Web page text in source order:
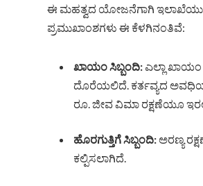
ಈ ಮಹತ್ವದ ಯೋಜನೆಗಾಗಿ ಇಲಾಖೆಯು
ಪ್ರಮುಖಾಂಶಗಳು ಈ ಕೆಳಗಿನಂತಿವೆ:
ಖಾಯಂ ಸಿಬ್ಬಂದಿ:ಎಲ್ಲಾ
ದೊರೆಯಲಿದೆ. ಕರ್ತವ್ಯದ
ರೂ. ಜೀವ ವಿಮಾ ರಕ್ಷಣೆಯೂ
ಹೊರಗುತ್ತಿಗೆ ಸಿಬ್ಬಂದಿ:ಅರಣ್ಯ
ಕಲ್ಪಿಸಲಾಗಿದೆ.